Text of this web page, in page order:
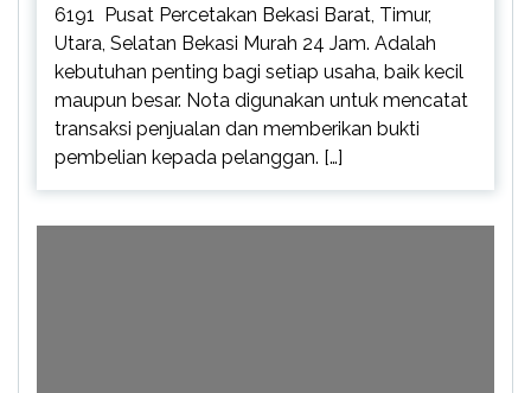
6191 Pusat Percetakan Bekasi Barat, Timur,
Utara, Selatan Bekasi Murah 24 Jam. Adalah
kebutuhan penting bagi setiap usaha, baik kecil
maupun besar. Nota digunakan untuk mencatat
transaksi penjualan dan memberikan bukti
pembelian kepada pelanggan. […]